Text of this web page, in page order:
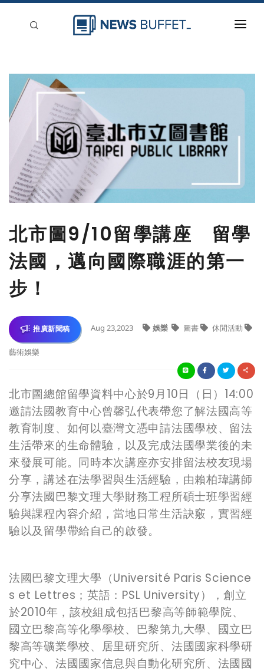
新聞稿分類
刊登
北市圖9/10留學講座 留學
法國，邁向國際職涯的第一
步！
推廣新聞稿 Aug 23,2023 娛樂 圖書 休閒活動
藝術娛樂
北市圖總館留學資料中心於9月10日（日）14:00
邀請法國教育中心曾馨弘代表帶您了解法國高等
教育制度、如何以臺灣文憑申請法國學校、留法
生活帶來的生命體驗，以及完成法國學業後的未
來發展可能。同時本次講座亦安排留法校友現場
分享，講述在法學習與生活經驗，由賴柏瑋講師
分享法國巴黎文理大學財務工程所碩士班學習經
驗與課程內容介紹，當地日常生活訣竅，實習經
驗以及留學帶給自己的啟發。
法國巴黎文理大學（Université Paris Science
s et Lettres；英語：PSL University），創立
於2010年，該校組成包括巴黎高等師範學院、
國立巴黎高等化學學校、巴黎第九大學、國立巴
黎高等礦業學校、居里研究所、法國國家科學研
究中心、法國國家信息與自動化研究所、法國國